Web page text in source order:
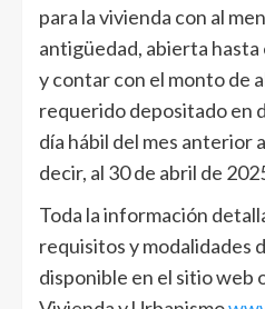
para la vivienda con al
antigüedad, abierta hasta
y contar con el monto de
requerido depositado en
día hábil del mes anterior
decir, al 30 de abril de
Toda la información
requisitos y modalidades
disponible en el sitio web